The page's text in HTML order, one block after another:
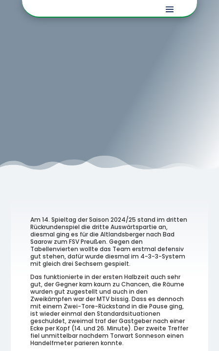
Am 14. Spieltag der Saison 2024/25 stand im dritten
Rückrundenspiel die dritte Auswärtspartie an,
diesmal ging es für die Altlandsberger nach Bad
Saarow zum FSV Preußen. Gegen den
Tabellenvierten wollte das Team erstmal defensiv
gut stehen, dafür wurde diesmal im 4-3-3-System
mit gleich drei Sechsern gespielt.
Das funktionierte in der ersten Halbzeit auch sehr
gut, der Gegner kam kaum zu Chancen, die Räume
wurden gut zugestellt und auch in den
Zweikämpfen war der MTV bissig. Dass es dennoch
mit einem Zwei-Tore-Rückstand in die Pause ging,
ist wieder einmal den Standardsituationen
geschuldet, zweimal traf der Gastgeber nach einer
Ecke per Kopf (14. und 26. Minute). Der zweite Treffer
fiel unmittelbar nachdem Torwart Sonneson einen
Handelfmeter parieren konnte.